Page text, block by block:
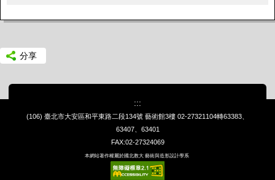
分享
:::
(106) 臺北市大安區和平東路二段134號 藝術館3樓 02-27321104轉63383、
63407、63401
FAX:02-27324069
本網站著作權屬於國北教大 藝術與造形設計學系